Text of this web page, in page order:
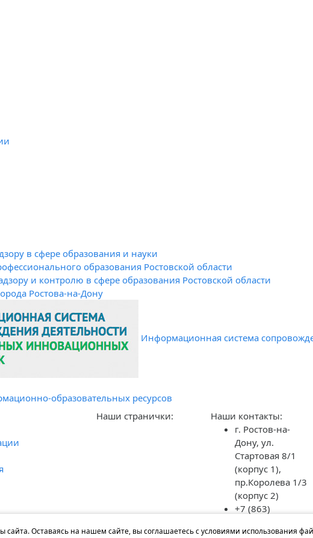
в сфере образования и науки
образования Ростовской области
и контролю в сфере образования Ростовской области
Ростова-на-Дону
Информационная система
образовательных ресурсов
Наши странички:
Наши контакты:
г. Ростов-на-
Дону, ул.
Стартовая 8/1
(корпус 1),
пр.Королева 1/3
(корпус 2)
+7 (863)
Оставаясь на нашем сайте, вы соглашаетесь с условиями использования